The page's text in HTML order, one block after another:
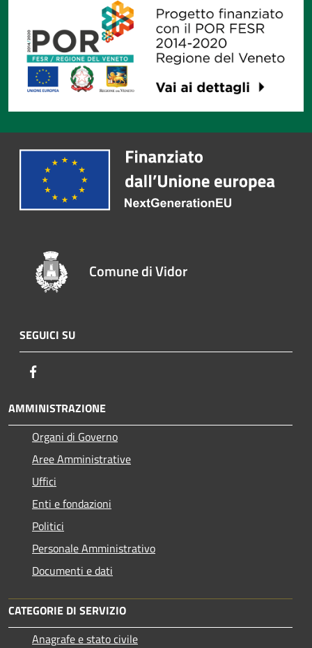
Comune di Vidor
SEGUICI SU
AMMINISTRAZIONE
Organi di Governo
Aree Amministrative
Uffici
Enti e fondazioni
Politici
Personale Amministrativo
Documenti e dati
CATEGORIE DI SERVIZIO
Anagrafe e stato civile